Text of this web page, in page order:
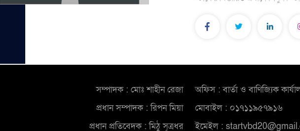
সম্পাদক : মোঃ শাহীন রেজা
প্রধান সম্পাদক : রিপন মিয়া
প্রধান প্রতিবেদক : মিঠু সূত্রধর
অফিস : বার্তা ও বাণিজ্যিক
মোবাইল : ০১৭১১৯৫৭৯১৬
ইমেইল :